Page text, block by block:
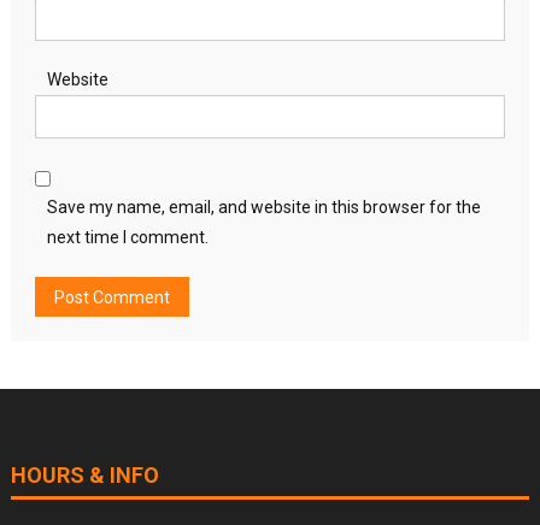
Website
Save my name, email, and website in this browser for the
next time I comment.
HOURS & INFO